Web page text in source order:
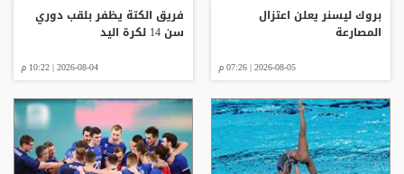
بروك ليسنر يعلن اعتزال
المصارعة
2026-08-05 | 07:26 م
فريق الكتة يظفر بلقب دوري
سن 14 لكرة اليد
2026-08-04 | 10:22 م